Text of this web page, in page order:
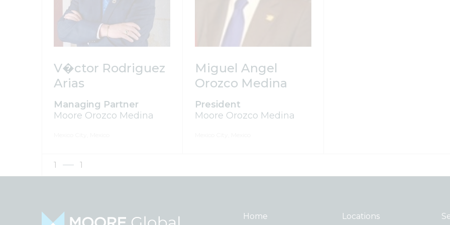
V�ctor Rodriguez
Arias
Managing Partner
Moore Orozco Medina
Miguel Angel
Orozco Medina
President
Moore Orozco Medina
1 1
Home Locations